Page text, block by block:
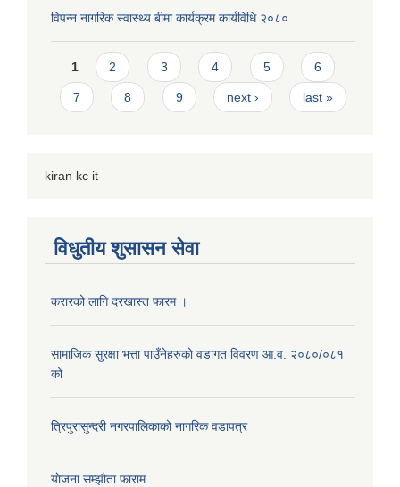
विपन्न नागरिक स्वास्थ्य बीमा कार्यक्रम कार्यविधि २०८०
Pages
1 2 3 4 5 6
7 8 9 next › last »
kiran kc it
विधुतीय शुसासन सेवा
करारको लागि दरखास्त फारम ।
सामाजिक सुरक्षा भत्ता पाउँनेहरुको वडागत विवरण आ.व. २०८०/०८१
को
त्रिपुरासुन्दरी नगरपालिकाको नागरिक वडापत्र
याेजना सम्झौता फाराम